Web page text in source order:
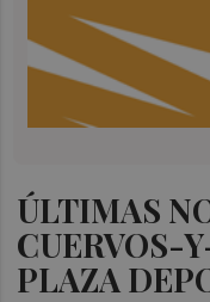
ÚLTIMAS
CUERVOS-
PLAZA